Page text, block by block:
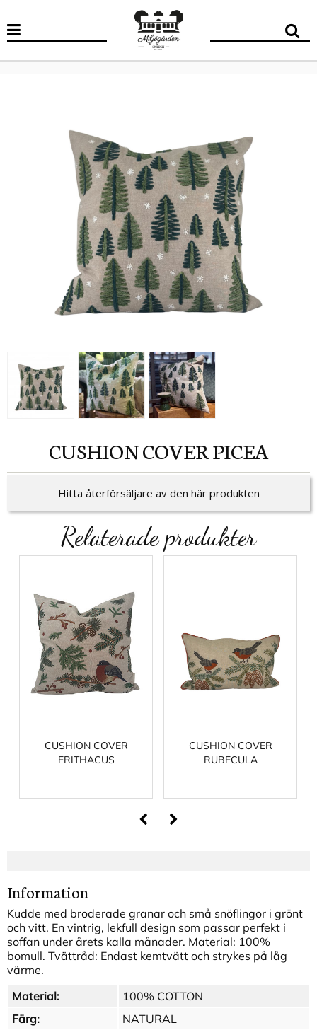
CUSHION COVER PICEA
Hitta återförsäljare av den här produkten
Relaterade produkter
CUSHION COVER
ERITHACUS
CUSHION COVER
RUBECULA
Information
Kudde med broderade granar och små snöflingor i grönt
och vitt. En vintrig, lekfull design som passar perfekt i
soffan under årets kalla månader. Material: 100%
bomull. Tvättråd: Endast kemtvätt och strykes på låg
värme.
Material:
100% COTTON
Färg:
NATURAL